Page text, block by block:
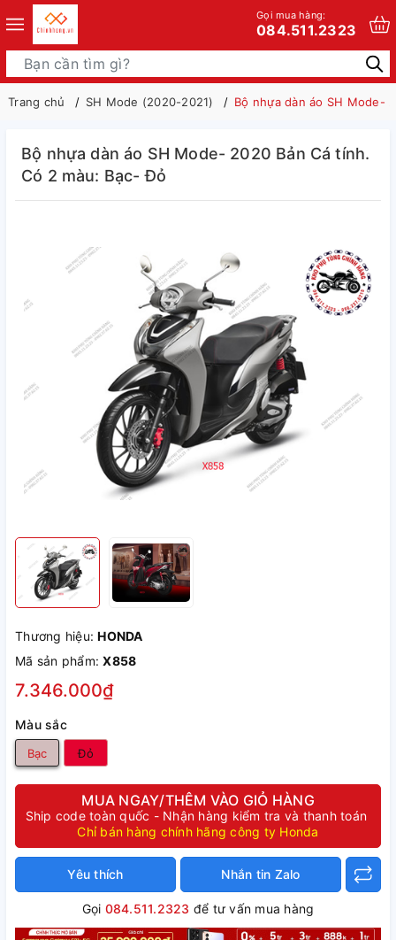
Gọi mua hàng:
084.511.2323
Trang chủ SH Mode (2020-2021) Bộ nhựa dàn áo SH Mode-
Bộ nhựa dàn áo SH Mode- 2020 Bản Cá tính.
Có 2 màu: Bạc- Đỏ
Thương hiệu:HONDA
Mã sản phẩm:X858
7.346.000₫
Màu sắc
Bạc Đỏ
MUA NGAY/THÊM VÀO GIỎ HÀNG
Ship code toàn quốc - Nhận hàng kiểm tra và thanh toán
Chỉ bán hàng chính hãng công ty Honda
Yêu thích Nhắn tin Zalo
Gọi 084.511.2323 để tư vấn mua hàng